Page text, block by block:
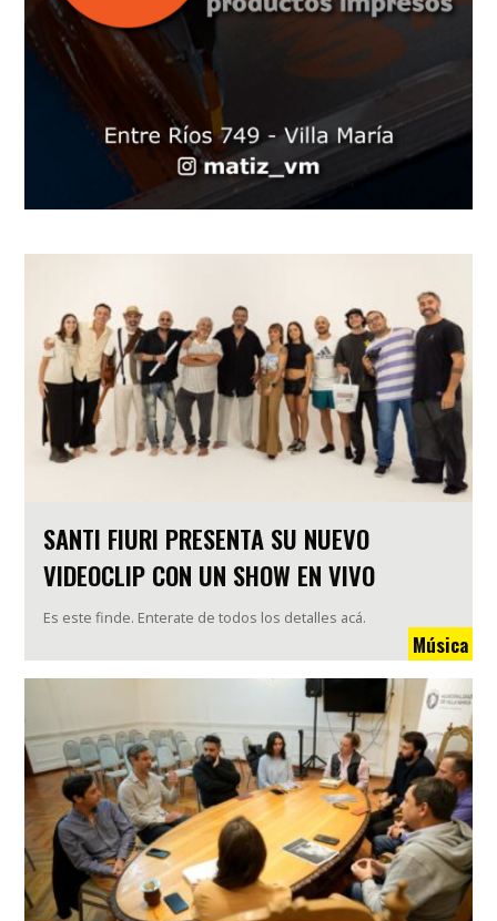
SANTI FIURI PRESENTA SU NUEVO
VIDEOCLIP CON UN SHOW EN VIVO
Es este finde. Enterate de todos los detalles acá.
Música